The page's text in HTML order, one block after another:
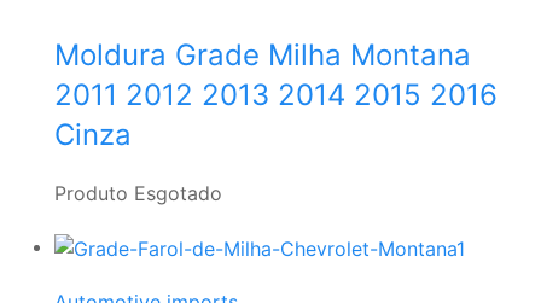
Moldura Grade Milha Montana
2011 2012 2013 2014 2015 2016
Cinza
Produto Esgotado